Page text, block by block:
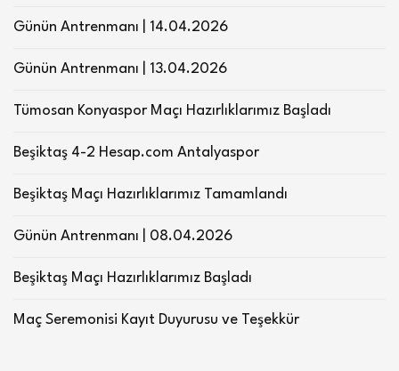
Günün Antrenmanı | 14.04.2026
Günün Antrenmanı | 13.04.2026
Tümosan Konyaspor Maçı Hazırlıklarımız Başladı
Beşiktaş 4-2 Hesap.com Antalyaspor
Beşiktaş Maçı Hazırlıklarımız Tamamlandı
Günün Antrenmanı | 08.04.2026
Beşiktaş Maçı Hazırlıklarımız Başladı
Maç Seremonisi Kayıt Duyurusu ve Teşekkür